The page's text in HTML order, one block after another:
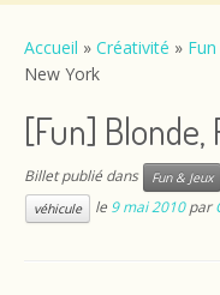
contenu
Accueil » Créativité »
New York
[Fun] Blonde,
Billet publié dans Fun & Jeux
véhicule
le 9 mai 2010 par